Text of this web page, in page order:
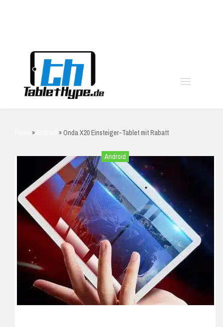
» »Onda X20 Einsteiger-Tablet mit Rabatt
Android